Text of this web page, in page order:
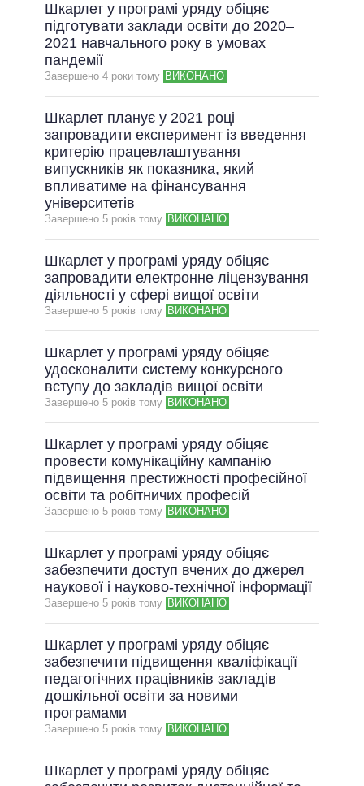
Шкарлет у програмі уряду обіцяє
підготувати заклади освіти до 2020–
2021 навчального року в умовах
пандемії
Завершено 4 роки тому ВИКОНАНО
Шкарлет планує у 2021 році
запровадити експеримент із введення
критерію працевлаштування
випускників як показника, який
впливатиме на фінансування
університетів
Завершено 5 рокiв тому ВИКОНАНО
Шкарлет у програмі уряду обіцяє
запровадити електронне ліцензування
діяльності у сфері вищої освіти
Завершено 5 рокiв тому ВИКОНАНО
Шкарлет у програмі уряду обіцяє
удосконалити систему конкурсного
вступу до закладів вищої освіти
Завершено 5 рокiв тому ВИКОНАНО
Шкарлет у програмі уряду обіцяє
провести комунікаційну кампанію
підвищення престижності професійної
освіти та робітничих професій
Завершено 5 рокiв тому ВИКОНАНО
Шкарлет у програмі уряду обіцяє
забезпечити доступ вчених до джерел
наукової і науково-технічної інформації
Завершено 5 рокiв тому ВИКОНАНО
Шкарлет у програмі уряду обіцяє
забезпечити підвищення кваліфікації
педагогічних працівників закладів
дошкільної освіти за новими
програмами
Завершено 5 рокiв тому ВИКОНАНО
Шкарлет у програмі уряду обіцяє